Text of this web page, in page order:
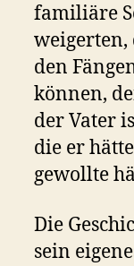
familiäre
weigerten,
den
können,
der Vater
die er
gewollte
Die
sein